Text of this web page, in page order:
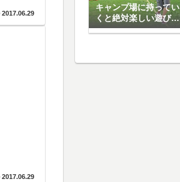
2017.06.29
2017.06.29
キャンプ場に持ってい
くと絶対楽しい遊び道
具10選